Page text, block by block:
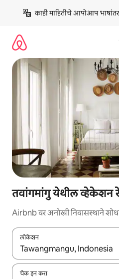
काही माहितीचे आपोआप
तवांगमांगु येथील व्हेकेशन
Airbnb वर अनोखी निवासस्थाने
लोकेशन
जेव्हा परिणाम उपलब्ध असतील, तेव्हा
चेक इन करा